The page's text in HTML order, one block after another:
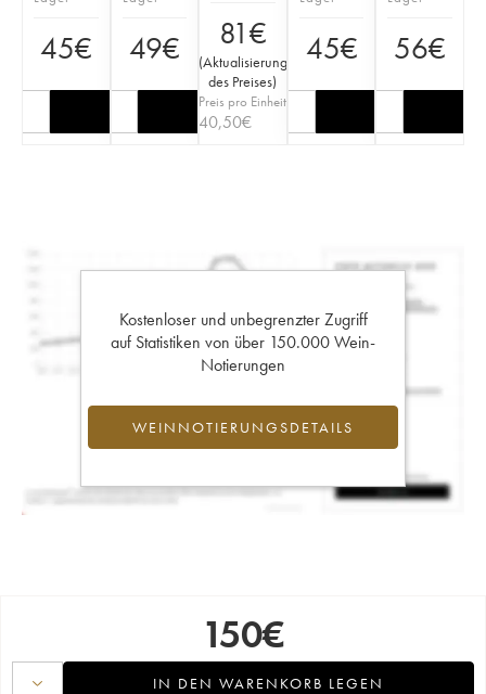
45€ 49€ 81€
(Aktualisierung
des Preises)
Preis pro Einheit
40,50€
45€ 56€
Kostenloser und unbegrenzter Zugriff
auf Statistiken von über 150.000 Wein-
Notierungen
WEINNOTIERUNGSDETAILS
150€
IN DEN WARENKORB LEGEN